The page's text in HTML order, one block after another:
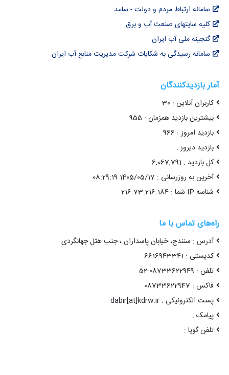
سامانه ارتباط مردم و دولت - سامد
کلیه سایتهای صنعت آب و برق
گنجینه ملی آب ایران
سامانه رسیدگی به شکایات شرکت مدیریت منابع آب ایران
آمار بازدیدکنندگان
کاربران آنلاین : 30
بیشترین بازدید همزمان : 955
بازدید امروز : 966
بازدید دیروز :
کل بازدید : 6,067,791
آخرین به روزرسانی : 1405/05/17 08:29:19
شناسه IP شما : 216.73.216.184
راه‌های تماس با ما
آدرس : سنندج، خیابان پاسداران ، جنب هتل جهانگردی
کدپستی : 6616943341
تلفن : 08733622949-52
فاکس : 08733622947
پست الکترونیکی : dabir[at]kdrw.ir
پیامک :
تلفن گویا :